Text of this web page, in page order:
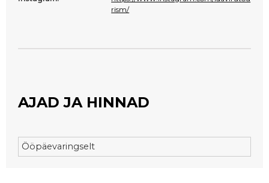
rism/
AJAD JA HINNAD
Ööpäevaringselt